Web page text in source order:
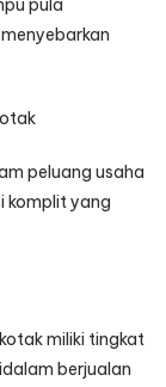
pula
peluang usaha
komplit yang
miliki tingkat
berjualan